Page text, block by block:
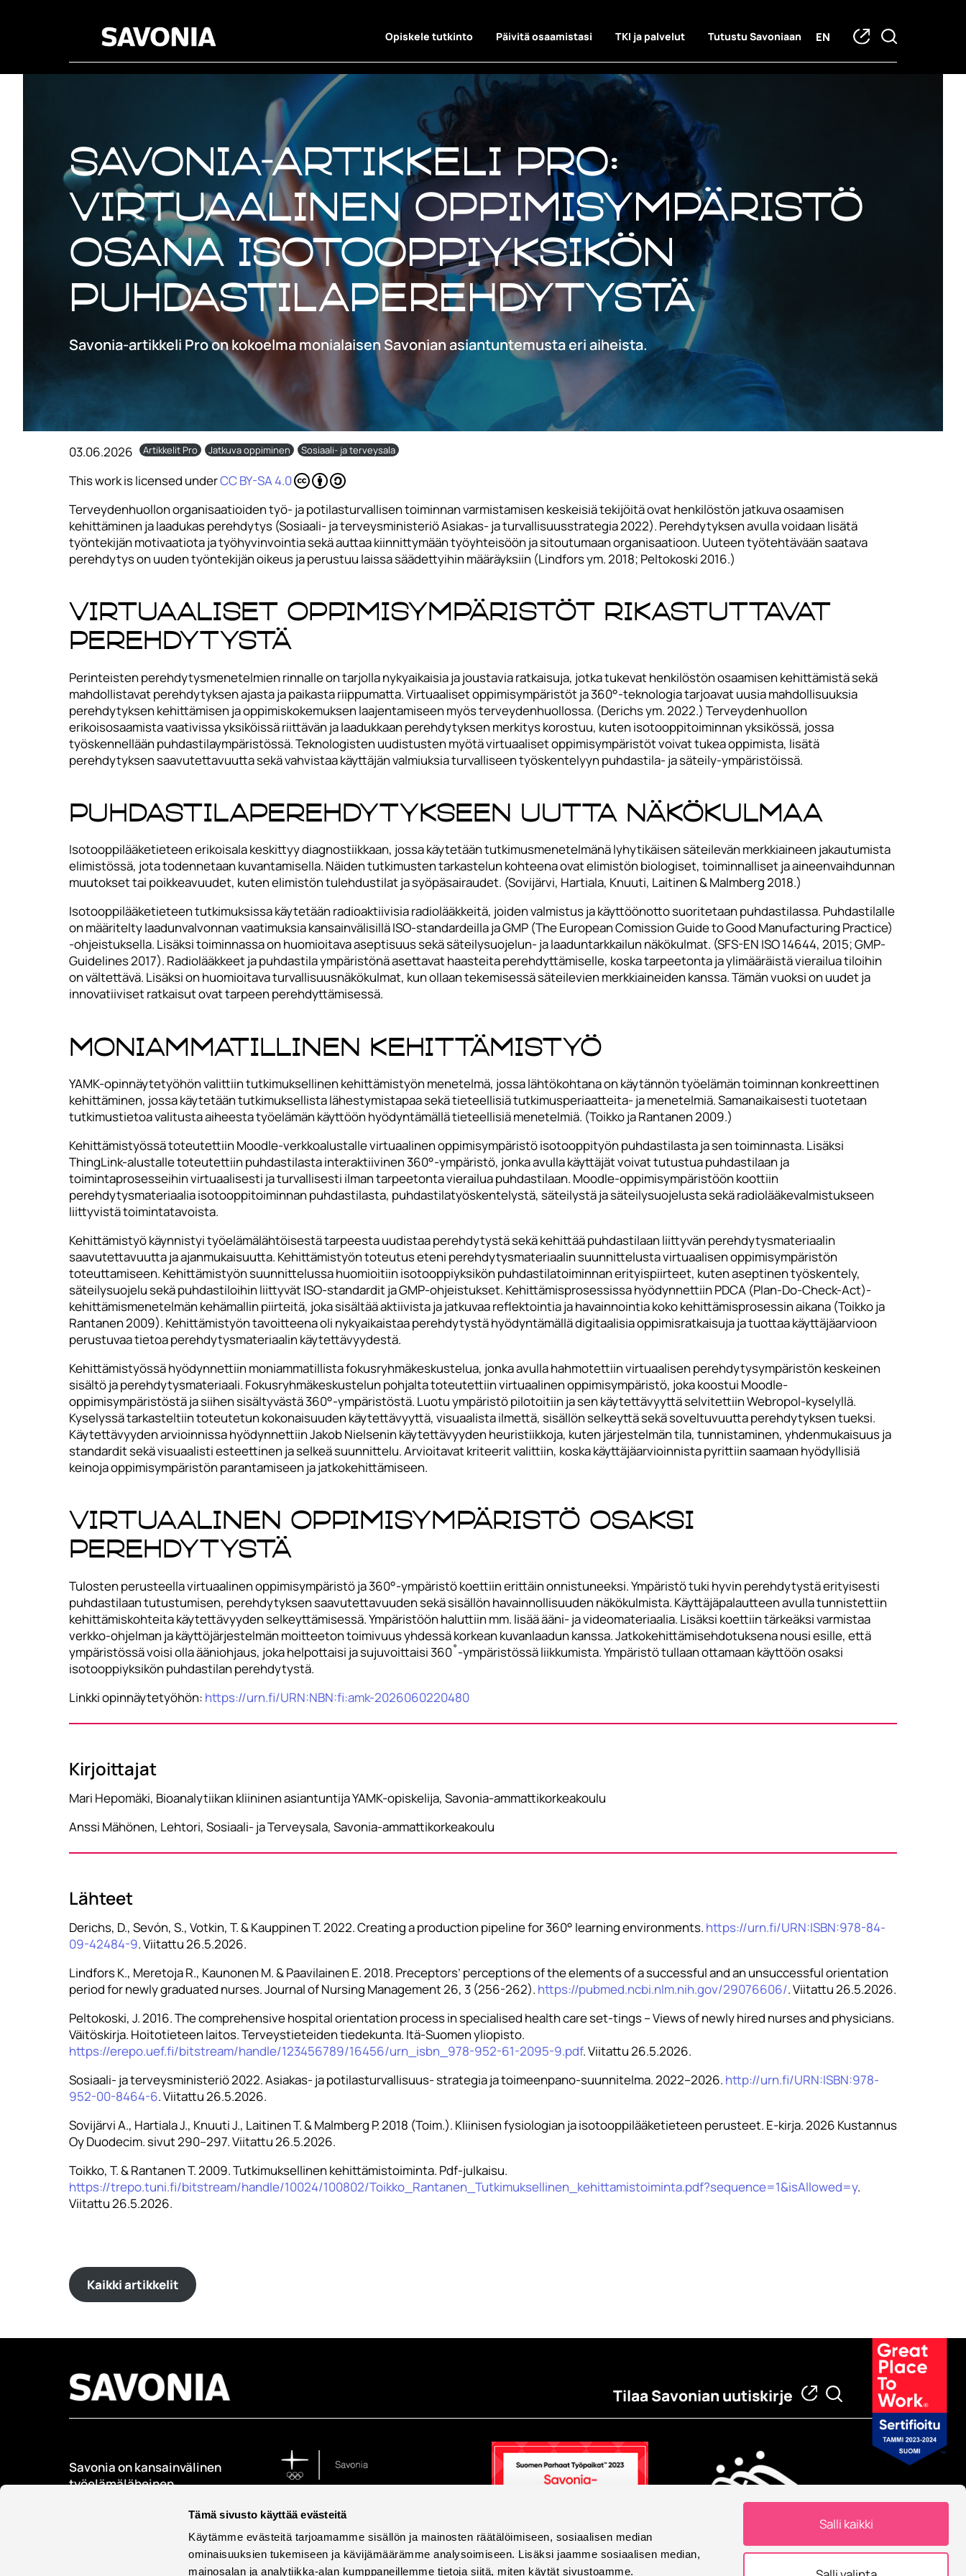
Tämä sivusto käyttää evästeitä
Käytämme evästeitä tarjoamamme sisällön ja mainosten räätälöimiseen, sosiaalisen median
ominaisuuksien tukemiseen ja kävijämäärämme analysoimiseen. Lisäksi jaamme sosiaalisen median,
mainosalan ja analytiikka-alan kumppaneillemme tietoja siitä, miten käytät sivustoamme.
Salli kaikki
Opiskele tutkinto Päivitä osaamistasi TKI ja palvelut Tutustu Savoniaan EN
Savonia-artikkeli Pro:
Virtuaalinen oppimisympäristö
osana isotooppiyksikön
puhdastilaperehdytystä
Savonia-artikkeli Pro on kokoelma monialaisen Savonian asiantuntemusta eri aiheista.
03.06.2026 Artikkelit Pro Jatkuva oppiminen Sosiaali- ja terveysala
This work is licensed underCC BY-SA 4.0
Terveydenhuollon organisaatioiden työ- ja potilasturvallisen toiminnan varmistamisen keskeisiä tekijöitä ovat henkilöstön jatkuva osaamisen
kehittäminen ja laadukas perehdytys (Sosiaali- ja terveysministeriö Asiakas- ja turvallisuusstrategia 2022). Perehdytyksen avulla voidaan lisätä
työntekijän motivaatiota ja työhyvinvointia sekä auttaa kiinnittymään työyhteisöön ja sitoutumaan organisaatioon. Uuteen työtehtävään saatava
perehdytys on uuden työntekijän oikeus ja perustuu laissa säädettyihin määräyksiin (Lindfors ym. 2018; Peltokoski 2016.)
Virtuaaliset oppimisympäristöt rikastuttavat
perehdytystä
Perinteisten perehdytysmenetelmien rinnalle on tarjolla nykyaikaisia ja joustavia ratkaisuja, jotka tukevat henkilöstön osaamisen kehittämistä sekä
mahdollistavat perehdytyksen ajasta ja paikasta riippumatta. Virtuaaliset oppimisympäristöt ja 360°-teknologia tarjoavat uusia mahdollisuuksia
perehdytyksen kehittämisen ja oppimiskokemuksen laajentamiseen myös terveydenhuollossa. (Derichs ym. 2022.) Terveydenhuollon
erikoisosaamista vaativissa yksiköissä riittävän ja laadukkaan perehdytyksen merkitys korostuu, kuten isotooppitoiminnan yksikössä, jossa
työskennellään puhdastilaympäristössä. Teknologisten uudistusten myötä virtuaaliset oppimisympäristöt voivat tukea oppimista, lisätä
perehdytyksen saavutettavuutta sekä vahvistaa käyttäjän valmiuksia turvalliseen työskentelyyn puhdastila- ja säteily-ympäristöissä.
Puhdastilaperehdytykseen uutta näkökulmaa
Isotooppilääketieteen erikoisala keskittyy diagnostiikkaan, jossa käytetään tutkimusmenetelmänä lyhytikäisen säteilevän merkkiaineen jakautumista
elimistössä, jota todennetaan kuvantamisella. Näiden tutkimusten tarkastelun kohteena ovat elimistön biologiset, toiminnalliset ja aineenvaihdunnan
muutokset tai poikkeavuudet, kuten elimistön tulehdustilat ja syöpäsairaudet. (Sovijärvi, Hartiala, Knuuti, Laitinen & Malmberg 2018.)
Isotooppilääketieteen tutkimuksissa käytetään radioaktiivisia radiolääkkeitä, joiden valmistus ja käyttöönotto suoritetaan puhdastilassa. Puhdastilalle
on määritelty laadunvalvonnan vaatimuksia kansainvälisillä ISO-standardeilla ja GMP (The European Comission Guide to Good Manufacturing Practice)
-ohjeistuksella. Lisäksi toiminnassa on huomioitava aseptisuus sekä säteilysuojelun- ja laaduntarkkailun näkökulmat. (SFS-EN ISO 14644, 2015; GMP-
Guidelines 2017). Radiolääkkeet ja puhdastila ympäristönä asettavat haasteita perehdyttämiselle, koska tarpeetonta ja ylimääräistä vierailua tiloihin
on vältettävä. Lisäksi on huomioitava turvallisuusnäkökulmat, kun ollaan tekemisessä säteilevien merkkiaineiden kanssa. Tämän vuoksi on uudet ja
innovatiiviset ratkaisut ovat tarpeen perehdyttämisessä.
Moniammatillinen kehittämistyö
YAMK-opinnäytetyöhön valittiin tutkimuksellinen kehittämistyön menetelmä, jossa lähtökohtana on käytännön työelämän toiminnan konkreettinen
kehittäminen, jossa käytetään tutkimuksellista lähestymistapaa sekä tieteellisiä tutkimusperiaatteita- ja menetelmiä. Samanaikaisesti tuotetaan
tutkimustietoa valitusta aiheesta työelämän käyttöön hyödyntämällä tieteellisiä menetelmiä. (Toikko ja Rantanen 2009.)
Kehittämistyössä toteutettiin Moodle-verkkoalustalle virtuaalinen oppimisympäristö isotooppityön puhdastilasta ja sen toiminnasta. Lisäksi
ThingLink-alustalle toteutettiin puhdastilasta interaktiivinen 360°-ympäristö, jonka avulla käyttäjät voivat tutustua puhdastilaan ja
toimintaprosesseihin virtuaalisesti ja turvallisesti ilman tarpeetonta vierailua puhdastilaan. Moodle-oppimisympäristöön koottiin
perehdytysmateriaalia isotooppitoiminnan puhdastilasta, puhdastilatyöskentelystä, säteilystä ja säteilysuojelusta sekä radiolääkevalmistukseen
liittyvistä toimintatavoista.
Kehittämistyö käynnistyi työelämälähtöisestä tarpeesta uudistaa perehdytystä sekä kehittää puhdastilaan liittyvän perehdytysmateriaalin
saavutettavuutta ja ajanmukaisuutta. Kehittämistyön toteutus eteni perehdytysmateriaalin suunnittelusta virtuaalisen oppimisympäristön
toteuttamiseen. Kehittämistyön suunnittelussa huomioitiin isotooppiyksikön puhdastilatoiminnan erityispiirteet, kuten aseptinen työskentely,
säteilysuojelu sekä puhdastiloihin liittyvät ISO-standardit ja GMP-ohjeistukset. Kehittämisprosessissa hyödynnettiin PDCA (Plan-Do-Check-Act)-
kehittämismenetelmän kehämallin piirteitä, joka sisältää aktiivista ja jatkuvaa reflektointia ja havainnointia koko kehittämisprosessin aikana (Toikko ja
Rantanen 2009). Kehittämistyön tavoitteena oli nykyaikaistaa perehdytystä hyödyntämällä digitaalisia oppimisratkaisuja ja tuottaa käyttäjäarvioon
perustuvaa tietoa perehdytysmateriaalin käytettävyydestä.
Kehittämistyössä hyödynnettiin moniammatillista fokusryhmäkeskustelua, jonka avulla hahmotettiin virtuaalisen perehdytysympäristön keskeinen
sisältö ja perehdytysmateriaali. Fokusryhmäkeskustelun pohjalta toteutettiin virtuaalinen oppimisympäristö, joka koostui Moodle-
oppimisympäristöstä ja siihen sisältyvästä 360°-ympäristöstä. Luotu ympäristö pilotoitiin ja sen käytettävyyttä selvitettiin Webropol-kyselyllä.
Kyselyssä tarkasteltiin toteutetun kokonaisuuden käytettävyyttä, visuaalista ilmettä, sisällön selkeyttä sekä soveltuvuutta perehdytyksen tueksi.
Käytettävyyden arvioinnissa hyödynnettiin Jakob Nielsenin käytettävyyden heuristiikkoja, kuten järjestelmän tila, tunnistaminen, yhdenmukaisuus ja
standardit sekä visuaalisti esteettinen ja selkeä suunnittelu. Arvioitavat kriteerit valittiin, koska käyttäjäarvioinnista pyrittiin saamaan hyödyllisiä
keinoja oppimisympäristön parantamiseen ja jatkokehittämiseen.
Virtuaalinen oppimisympäristö osaksi
perehdytystä
Tulosten perusteella virtuaalinen oppimisympäristö ja 360°-ympäristö koettiin erittäin onnistuneeksi. Ympäristö tuki hyvin perehdytystä erityisesti
puhdastilaan tutustumisen, perehdytyksen saavutettavuuden sekä sisällön havainnollisuuden näkökulmista. Käyttäjäpalautteen avulla tunnistettiin
kehittämiskohteita käytettävyyden selkeyttämisessä. Ympäristöön haluttiin mm. lisää ääni- ja videomateriaalia. Lisäksi koettiin tärkeäksi varmistaa
verkko-ohjelman ja käyttöjärjestelmän moitteeton toimivuus yhdessä korkean kuvanlaadun kanssa. Jatkokehittämisehdotuksena nousi esille, että
ympäristössä voisi olla ääniohjaus, joka helpottaisi ja sujuvoittaisi 360˚-ympäristössä liikkumista. Ympäristö tullaan ottamaan käyttöön osaksi
isotooppiyksikön puhdastilan perehdytystä.
Linkki opinnäytetyöhön: https://urn.fi/URN:NBN:fi:amk-2026060220480
Kirjoittajat
Mari Hepomäki, Bioanalytiikan kliininen asiantuntija YAMK-opiskelija, Savonia-ammattikorkeakoulu
Anssi Mähönen, Lehtori, Sosiaali- ja Terveysala, Savonia-ammattikorkeakoulu
Lähteet
Derichs, D., Sevón, S., Votkin, T. & Kauppinen T. 2022. Creating a production pipeline for 360° learning environments. https://urn.fi/URN:ISBN:978-84-
09-42484-9. Viitattu 26.5.2026.
Lindfors K., Meretoja R., Kaunonen M. & Paavilainen E. 2018. Preceptors’ perceptions of the elements of a successful and an unsuccessful orientation
period for newly graduated nurses. Journal of Nursing Management 26, 3 (256-262). https://pubmed.ncbi.nlm.nih.gov/29076606/. Viitattu 26.5.2026.
Peltokoski, J. 2016. The comprehensive hospital orientation process in specialised health care set-tings – Views of newly hired nurses and physicians.
Väitöskirja. Hoitotieteen laitos. Terveystieteiden tiedekunta. Itä-Suomen yliopisto.
https://erepo.uef.fi/bitstream/handle/123456789/16456/urn_isbn_978-952-61-2095-9.pdf. Viitattu 26.5.2026.
Sosiaali- ja terveysministeriö 2022. Asiakas- ja potilasturvallisuus- strategia ja toimeenpano-suunnitelma. 2022–2026. http://urn.fi/URN:ISBN:978-
952-00-8464-6. Viitattu 26.5.2026.
Sovijärvi A., Hartiala J., Knuuti J., Laitinen T. & Malmberg P. 2018 (Toim.). Kliinisen fysiologian ja isotooppilääketieteen perusteet. E-kirja. 2026 Kustannus
Oy Duodecim. sivut 290–297. Viitattu 26.5.2026.
Toikko, T. & Rantanen T. 2009. Tutkimuksellinen kehittämistoiminta. Pdf-julkaisu.
https://trepo.tuni.fi/bitstream/handle/10024/100802/Toikko_Rantanen_Tutkimuksellinen_kehittamistoiminta.pdf?sequence=1&isAllowed=y.
Viitattu 26.5.2026.
Kaikki artikkelit
Tilaa Savonian uutiskirje
Savonia on kansainvälinen
työelämäläheinen
kouluttaa, tutkii, kehittää
Eurooppalainen yliopisto